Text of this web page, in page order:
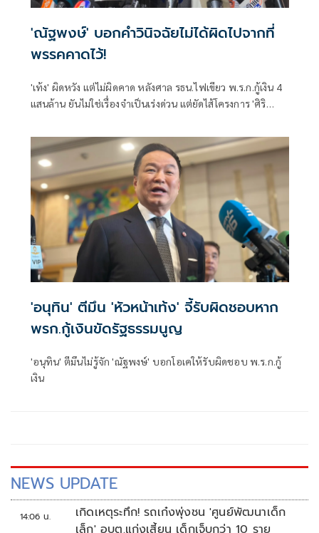
'ณัฐพงษ์' บอกคำวินิจฉัยไม่ได้ผิดไปจากที่
พรรคคาดไว้!
'เท้ง' ผิดหวัง แต่ไม่ผิดคาด หลังศาล รธน.ไฟเขียว พ.ร.ก.กู้เงิน 4
แสนล้าน ยันไม่ใช่เรื่องจำเป็นเร่งด่วน แต่ยัดไส้โครงการ 'ศิริ
ทางตัดในกมธ.งบฯ
'อนุทิน' ตีมึน 'หัวหน้าเท้ง' จี้รับผิดชอบหาก
พรก.กู้เงินขัดรัฐธรรมนูญ
'อนุทิน' ตีมึนไม่รู้จัก 'ณัฐพงษ์' บอกโอเคให้รับผิดชอบ พ.ร.ก.กู้
เงิน
NEWS UPDATE
14:06 น.
เกิดเหตุระทึก! รถเก๋งพุ่งชน 'ศูนย์พัฒนาเด็ก
เล็ก' อบต.แก่งเสี้ยน เด็กเจ็บกว่า 10 ราย